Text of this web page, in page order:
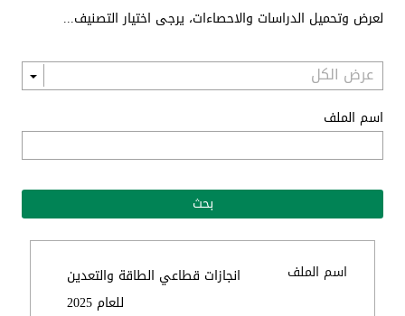
لعرض وتحميل الدراسات والاحصاءات، يرجى اختيار التصنيف...
اسم الملف
اسم الملف
انجازات قطاعي الطاقة والتعدين
للعام 2025